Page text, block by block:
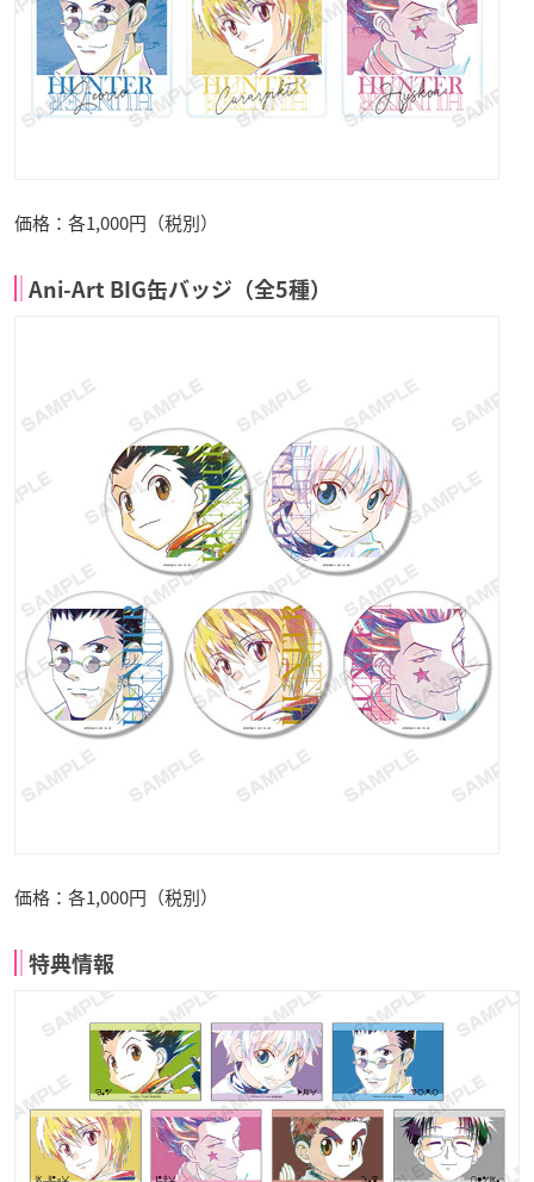
価格：各1,000円（税別）
Ani-Art BIG缶バッジ（全5種）
価格：各1,000円（税別）
特典情報